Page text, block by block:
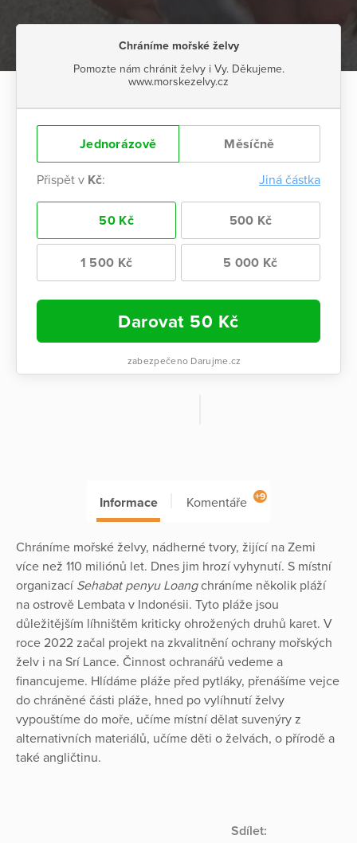
Chráníme mořské želvy
Pomozte nám chránit želvy i Vy. Děkujeme.
www.morskezelvy.cz
Jednorázově Měsíčně
Přispět v Kč: Jiná částka
50 Kč 500 Kč
1 500 Kč 5 000 Kč
Darovat 50 Kč
zabezpečeno Darujme.cz
Informace Komentáře +9
Chráníme mořské želvy, nádherné tvory, žijící na Zemi
více než 110 miliónů let. Dnes jim hrozí vyhynutí. S místní
organizací Sehabat penyu Loangchráníme několik pláží
na ostrově Lembata v Indonésii. Tyto pláže jsou
důležitějším líhništěm kriticky ohrožených druhů karet. V
roce 2022 začal projekt na zkvalitnění ochrany mořských
želv i na Srí Lance. Činnost ochranářů vedeme a
financujeme. Hlídáme pláže před pytláky, přenášíme vejce
do chráněné části pláže, hned po vylíhnutí želvy
vypouštíme do moře, učíme místní dělat suvenýry z
alternativních materiálů, učíme děti o želvách, o přírodě a
také angličtinu.
Sdílet: